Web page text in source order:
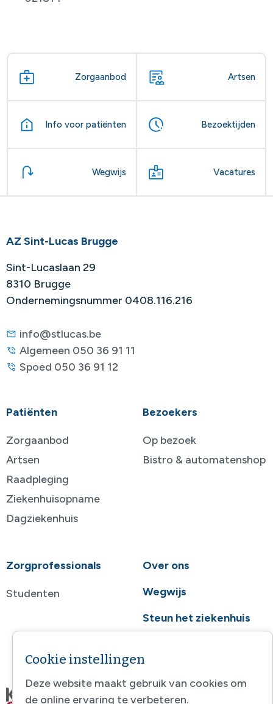
Zorgaanbod Artsen
Info voor patiënten Bezoektijden
Wegwijs Vacatures
AZ Sint-Lucas Brugge
Sint-Lucaslaan 29
8310 Brugge
Ondernemingsnummer 0408.116.216
info@stlucas.be
Algemeen 050 36 91 11
Spoed 050 36 91 12
Patiënten
Zorgaanbod
Artsen
Raadpleging
Ziekenhuisopname
Dagziekenhuis
Bezoekers
Op bezoek
Bistro & automatenshop
Zorgprofessionals
Studenten
Over ons
Wegwijs
Steun het ziekenhuis
Cookie instellingen
Deze website maakt gebruik van cookies om
de online ervaring te verbeteren.